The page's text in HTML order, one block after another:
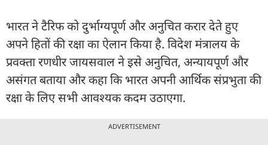
भारत ने टैरिफ को दुर्भाग्यपूर्ण और अनुचित करार देते हुए
अपने हितों की रक्षा का ऐलान किया है. विदेश मंत्रालय के
प्रवक्ता रणधीर जायसवाल ने इसे अनुचित, अन्यायपूर्ण और
असंगत बताया और कहा कि भारत अपनी आर्थिक संप्रभुता की
रक्षा के लिए सभी आवश्यक कदम उठाएगा.
ADVERTISEMENT